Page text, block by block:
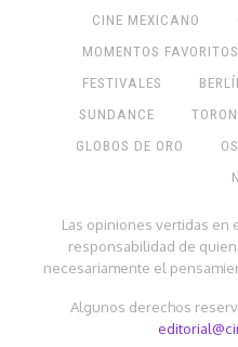
CINE MEXICANO
MOMENTOS FAVORITOS
FESTIVALES
SUNDANCE
GLOBOS DE ORO
Las opiniones vertidas en
responsabilidad de
necesariamente el
Algunos derechos